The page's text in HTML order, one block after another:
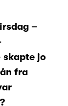
–
skapte jo
fra